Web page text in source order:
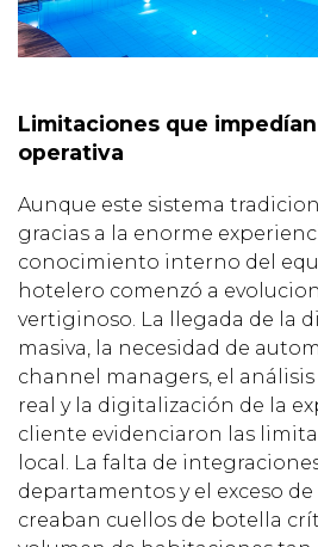
Limitaciones que
operativa
Aunque este sistema
gracias a la enorme
conocimiento interno del
hotelero comenzó a
vertiginoso. La llegada de la
masiva, la necesidad de
channel managers, el
real y la digitalización de la
cliente evidenciaron las
local. La falta de
departamentos y el exceso
creaban cuellos de botella